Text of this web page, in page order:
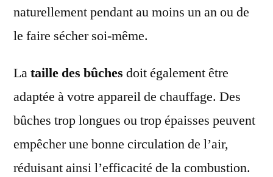
naturellement pendant au moins un an ou de
le faire sécher soi-même.
Lataille des bûches doit également être
adaptée à votre appareil de chauffage. Des
bûches trop longues ou trop épaisses peuvent
empêcher une bonne circulation de l’air,
réduisant ainsi l’efficacité de la combustion.